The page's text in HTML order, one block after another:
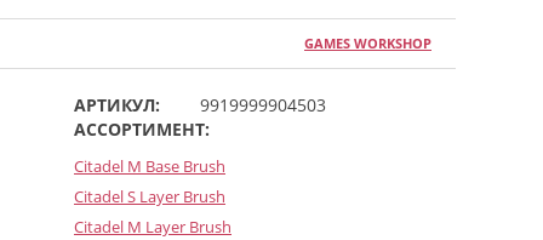
GAMES WORKSHOP
АРТИКУЛ:
9919999904503
АССОРТИМЕНТ:
Citadel M Base Brush
Citadel S Layer Brush
Citadel M Layer Brush